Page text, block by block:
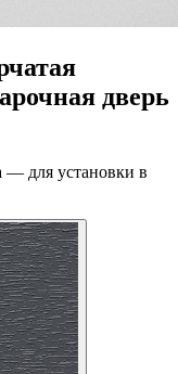
дверь
— для установки в